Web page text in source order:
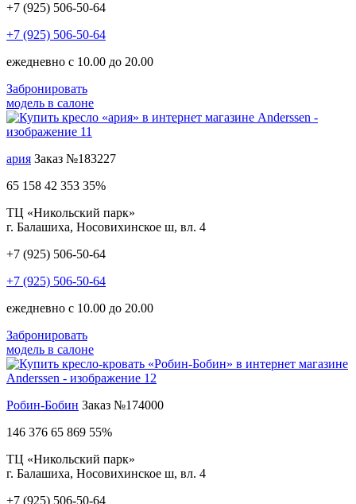
+7 (925) 506-50-64
+7 (925) 506-50-64
ежедневно с 10.00 до 20.00
Забронировать
модель в салоне
ария Заказ №183227
65 158 42 353 35%
ТЦ «Никольский парк»
г. Балашиха, Носовихинское ш, вл. 4
+7 (925) 506-50-64
+7 (925) 506-50-64
ежедневно с 10.00 до 20.00
Забронировать
модель в салоне
Робин-Бобин Заказ №174000
146 376 65 869 55%
ТЦ «Никольский парк»
г. Балашиха, Носовихинское ш, вл. 4
+7 (925) 506-50-64